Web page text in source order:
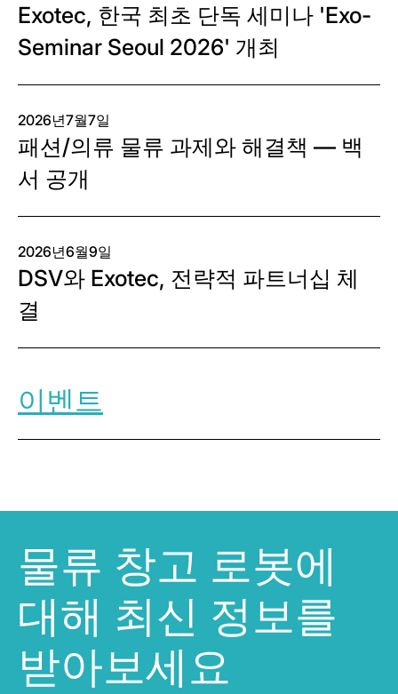
Exotec, 한국 최초 단독 세미나 'Exo-
Seminar Seoul 2026' 개최
2026년7월7일
패션/의류 물류 과제와 해결책 — 백
서 공개
2026년6월9일
DSV와 Exotec, 전략적 파트너십 체
결
이벤트
물류 창고 로봇에
대해 최신 정보를
받아보세요